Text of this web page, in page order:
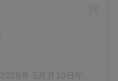
2020年 5月月10日午後7時03分PDT